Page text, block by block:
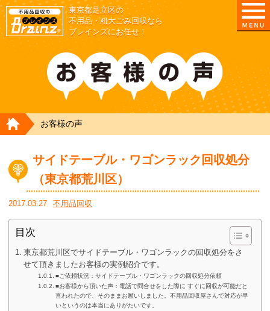
東京都足立区の
不用品・粗大ごみ回収なら
ブレインズにお任せ！
HOME
お客様の声
サイドテーブル・ワゴンラック回収処分
（東京都荒川区）
2017.03.27 不用品回収
目次
東京都荒川区でサイドテーブル・ワゴンラックの回収処分をさ
せて頂きましたお客様の実例紹介です。
■ご依頼状況：サイドテーブル・ワゴンラックの回収処分依頼
■お客様から頂いた声：電話で問合せをした際に すぐに回収が可能だと
言われたので、そのままお願いしました。不用品回収屋さんで対応が早
いというのは本当にありがたいです。